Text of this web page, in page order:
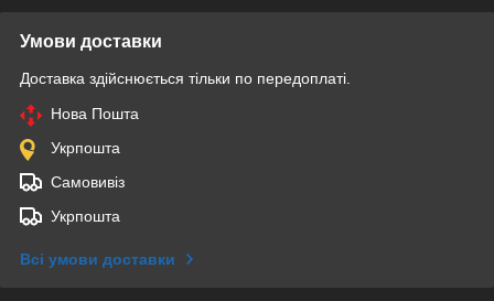
Умови доставки
Доставка здійснюється тільки по передоплаті.
Нова Пошта
Укрпошта
Самовивіз
Укрпошта
Всі умови доставки